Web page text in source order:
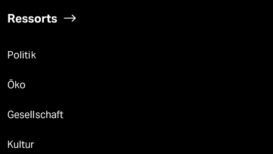
Ressorts
Politik
Öko
Gesellschaft
Kultur